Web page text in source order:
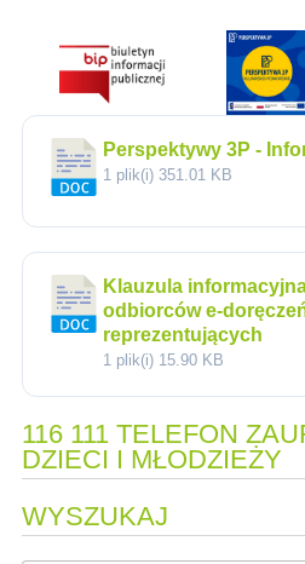
Perspektywy 3P -
1 plik(i) 351.01 KB
Klauzula
odbiorców e-
reprezentujących
1 plik(i) 15.90 KB
116 111 TELEFON
DZIECI I MŁODZIEŻY
WYSZUKAJ